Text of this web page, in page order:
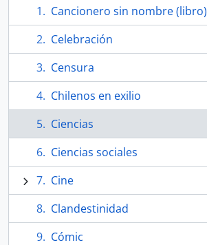
Cancionero sin nombre (libro)
Celebración
Censura
Chilenos en exilio
Ciencias
Ciencias sociales
Cine
Clandestinidad
Cómic